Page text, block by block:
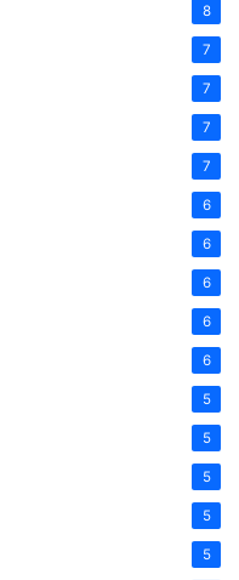
8
7
7
7
7
6
6
6
6
6
5
5
5
5
5